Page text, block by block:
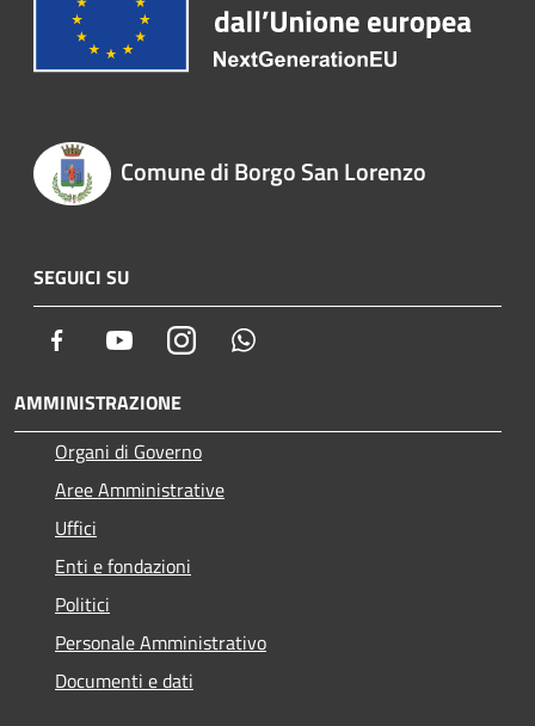
Comune di Borgo San Lorenzo
SEGUICI SU
Facebook YoutubeInstagram
AMMINISTRAZIONE
Organi di Governo
Aree Amministrative
Uffici
Enti e fondazioni
Politici
Personale Amministrativo
Documenti e dati